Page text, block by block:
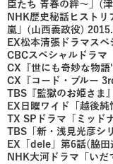
臣たち 青春の絆～」(
NHK歴史秘話ヒスト
嵐」(山西義政役)
EX松本清張ドラマス
CBCスペシャルドラマ
CX『世にも奇妙な物
CX『コード・ブルー
TBS『監獄のお姫さま
EX日曜ワイド「越後
TX SPドラマ「ミッド
TBS「新・浅見光彦シ
EX「dele」第6話(脇
NHK大河ドラマ「い